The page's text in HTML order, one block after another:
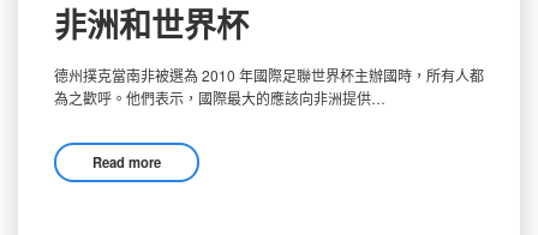
非洲和世界杯
德州撲克當南非被選為 2010 年國際足聯世界杯主辦國時，所有人都
為之歡呼。他們表示，國際最大的應該向非洲提供…
Read more